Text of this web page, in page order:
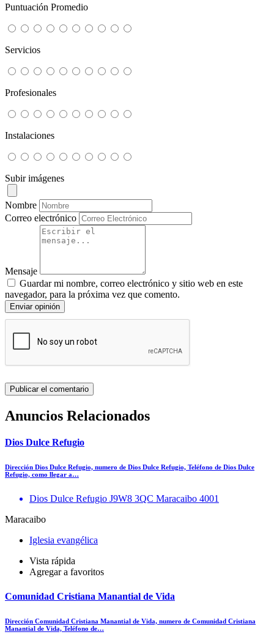
Puntuación Promedio
Servicios
Profesionales
Instalaciones
Subir imágenes
Nombre
Correo electrónico
Mensaje
Guardar mi nombre, correo electrónico y sitio web en este
navegador, para la próxima vez que comento.
Enviar opinión
Anuncios Relacionados
Dios Dulce Refugio
Dirección Dios Dulce Refugio, numero de Dios Dulce Refugio, Teléfono de Dios Dulce
Refugio, como llegar a…
Dios Dulce Refugio J9W8 3QC Maracaibo 4001
Maracaibo
Iglesia evangélica
Vista rápida
Agregar a favoritos
Comunidad Cristiana Manantial de Vida
Dirección Comunidad Cristiana Manantial de Vida, numero de Comunidad Cristiana
Manantial de Vida, Teléfono de…